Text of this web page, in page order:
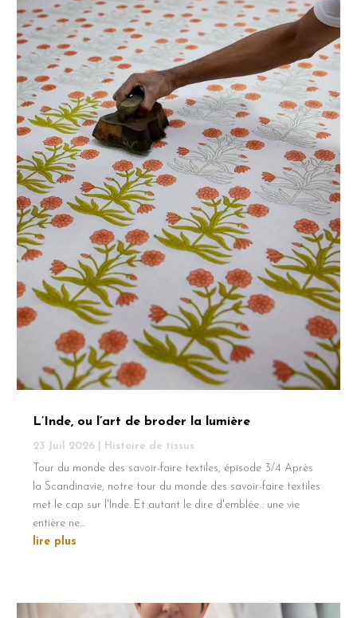
L’Inde, ou l’art de broder la lumière
23 Juil 2026
Histoire de tissus
Tour du monde des savoir-faire textiles, épisode 3/4 Après
la Scandinavie, notre tour du monde des savoir-faire textiles
met le cap sur l'Inde. Et autant le dire d'emblée : une vie
entière ne...
lire plus